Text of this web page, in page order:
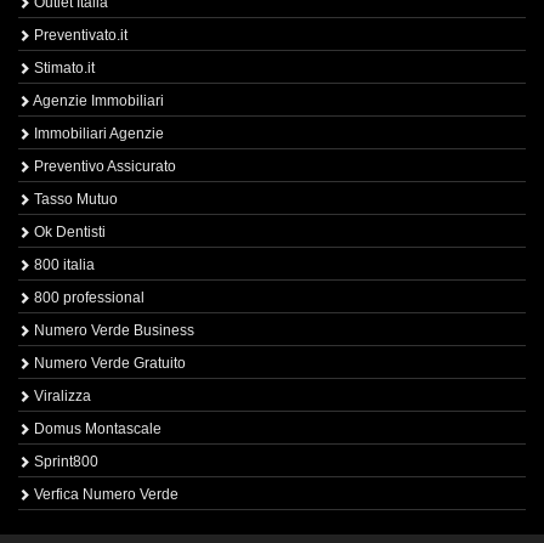
Preventivato.it
Stimato.it
Agenzie Immobiliari
Immobiliari Agenzie
Preventivo Assicurato
Tasso Mutuo
Ok Dentisti
800 italia
800 professional
Numero Verde Business
Numero Verde Gratuito
Viralizza
Domus Montascale
Sprint800
Verfica Numero Verde